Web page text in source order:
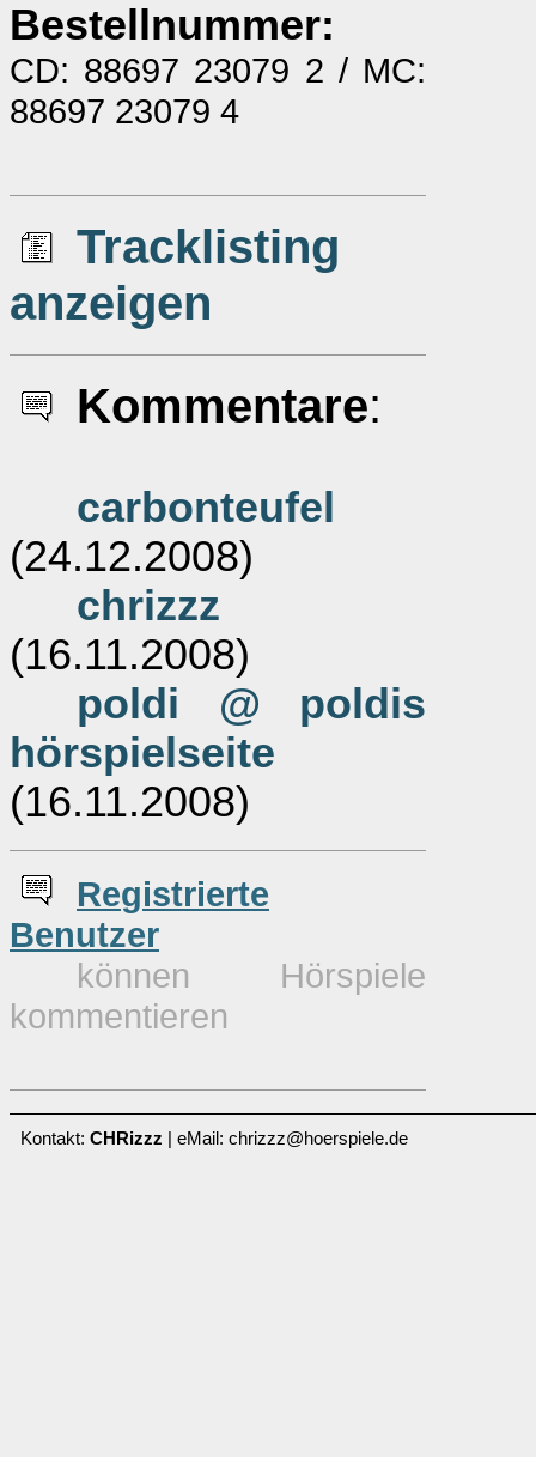
Bestellnummer:
CD: 88697 23079 2 / MC:
88697 23079 4
Tracklisting
anzeigen
Kommentare:
carbonteufel
(24.12.2008)
chrizzz
(16.11.2008)
poldi @ poldis
hörspielseite
(16.11.2008)
Registrierte
Benutzer
können Hörspiele
kommentieren
Kontakt: CHRizzz | eMail: chrizzz@hoerspiele.de